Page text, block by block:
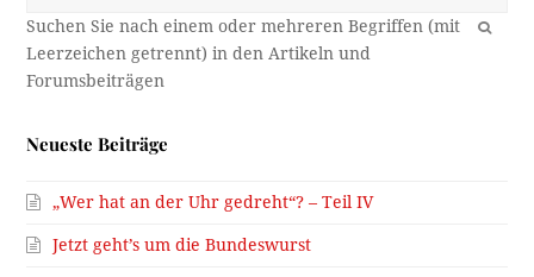
OK
Neueste Beiträge
„Wer hat an der Uhr gedreht“? – Teil IV
Jetzt geht’s um die Bundeswurst